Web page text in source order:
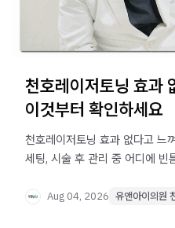
천호레이저토닝 효과
이것부터 확인하세요
천호레이저토닝 효과 없다고 느
세팅, 시술 후 관리 중 어디에 빈
Aug 04, 2026 유앤아이의원